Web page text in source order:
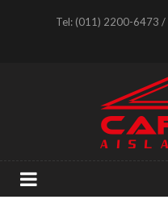
Tel: (011) 2200-6473